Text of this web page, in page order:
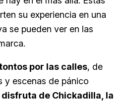
su experiencia en una
se pueden ver en las
por las calles, de
y escenas de pánico
disfruta de Chickadilla, la